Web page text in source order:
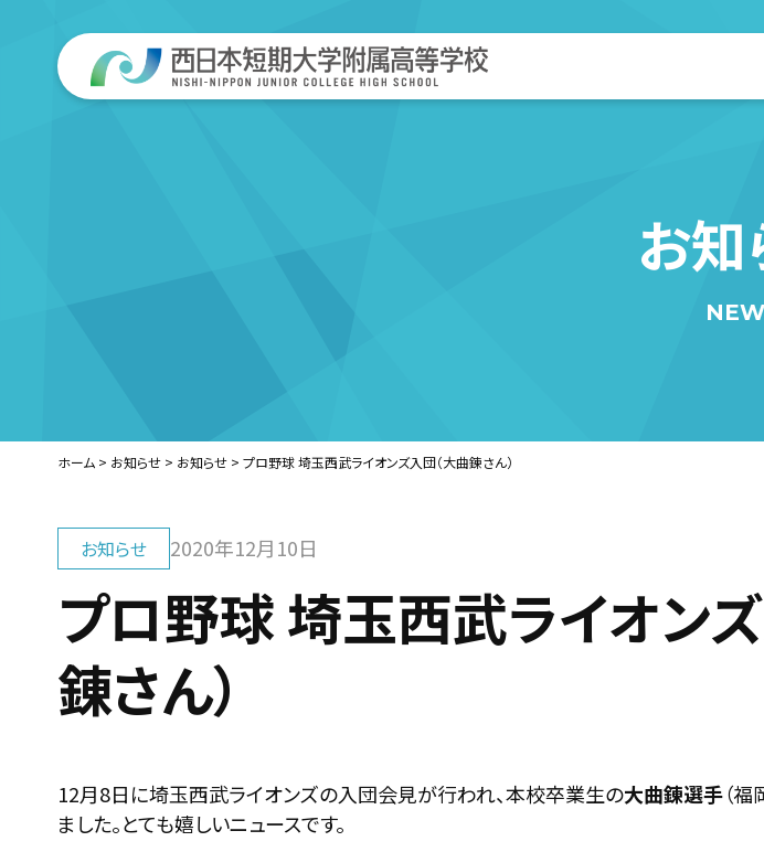
お知
ホーム > お知らせ > お知らせ > プロ野球 埼玉西武ライオンズ入団（大曲錬さん）
お知らせ 2020年12月10日
プロ野球 埼玉西武ライオン
錬さん）
12月8日に埼玉西武ライオンズの入団会見が行われ、本校卒業生の大曲錬選手（
ました。とても嬉しいニュースです。